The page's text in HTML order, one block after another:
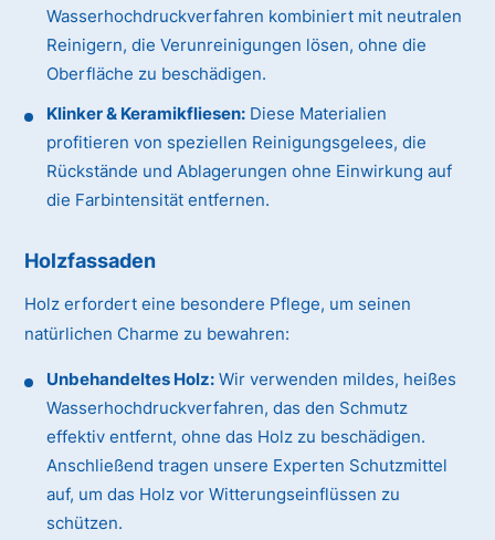
Wasserhochdruckverfahren kombiniert mit neutralen
Reinigern, die Verunreinigungen lösen, ohne die
Oberfläche zu beschädigen.
Klinker & Keramikfliesen: Diese Materialien
profitieren von speziellen Reinigungsgelees, die
Rückstände und Ablagerungen ohne Einwirkung auf
die Farbintensität entfernen.
Holzfassaden
Holz erfordert eine besondere Pflege, um seinen
natürlichen Charme zu bewahren:
Unbehandeltes Holz: Wir verwenden mildes, heißes
Wasserhochdruckverfahren, das den Schmutz
effektiv entfernt, ohne das Holz zu beschädigen.
Anschließend tragen unsere Experten Schutzmittel
auf, um das Holz vor Witterungseinflüssen zu
schützen.